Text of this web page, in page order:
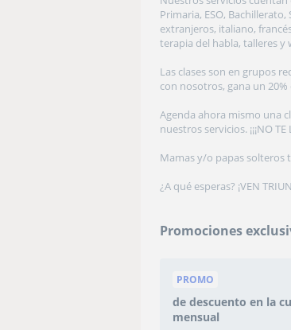
Primaria, ESO,
extranjeros, italiano,
terapia del habla, talleres y
Las clases son en grupos
con nosotros, gana un
Agenda ahora mismo una
nuestros servicios. ¡¡¡NO
Mamas y/o papas solteros
¿A qué esperas? ¡VEN
Promociones
PROMO
de descuento en la
mensual